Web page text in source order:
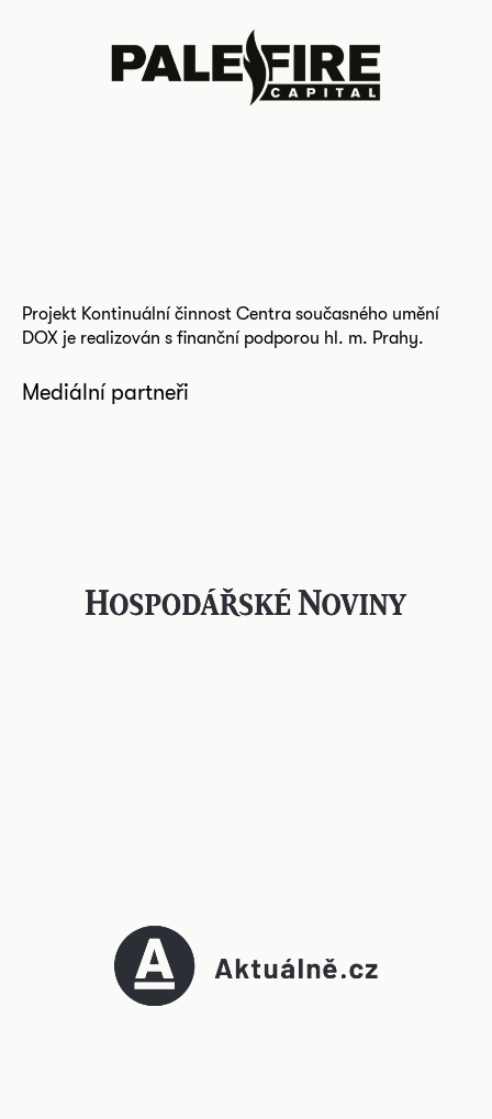
Projekt Kontinuální činnost Centra současného umění
DOX je realizován s finanční podporou hl. m. Prahy.
Mediální partneři